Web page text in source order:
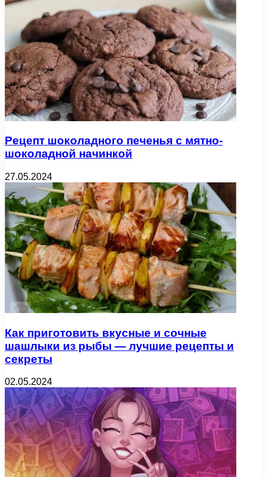
Рецепт шоколадного печенья с мятно-
шоколадной начинкой
27.05.2024
Как приготовить вкусные и сочные
шашлыки из рыбы — лучшие рецепты и
секреты
02.05.2024